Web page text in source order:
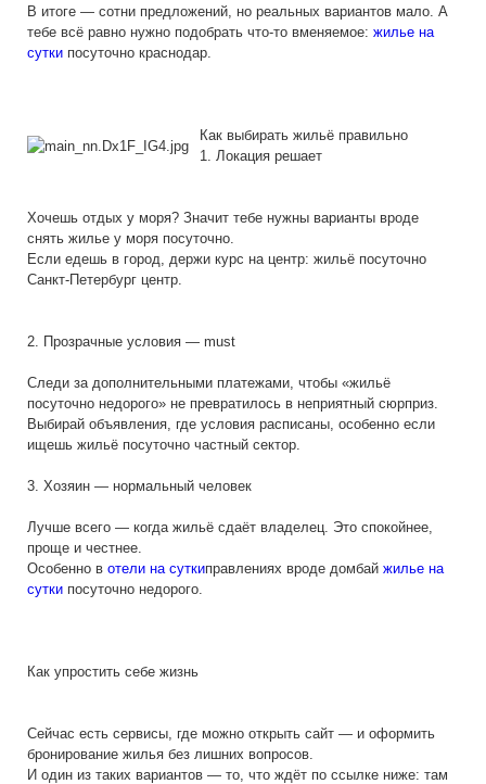
В итоге — сотни предложений, но реальных вариантов мало. А
тебе всё равно нужно подобрать что-то вменяемое: жилье на
сутки посуточно краснодар.
Как выбирать жильё правильно
1. Локация решает
Хочешь отдых у моря? Значит тебе нужны варианты вроде
снять жилье у моря посуточно.
Если едешь в город, держи курс на центр: жильё посуточно
Санкт-Петербург центр.
2. Прозрачные условия — must
Следи за дополнительными платежами, чтобы «жильё
посуточно недорого» не превратилось в неприятный сюрприз.
Выбирай объявления, где условия расписаны, особенно если
ищешь жильё посуточно частный сектор.
3. Хозяин — нормальный человек
Лучше всего — когда жильё сдаёт владелец. Это спокойнее,
проще и честнее.
Особенно в отели на суткиправлениях вроде домбай жилье на
сутки посуточно недорого.
Как упростить себе жизнь
Сейчас есть сервисы, где можно открыть сайт — и оформить
бронирование жилья без лишних вопросов.
И один из таких вариантов — то, что ждёт по ссылке ниже: там